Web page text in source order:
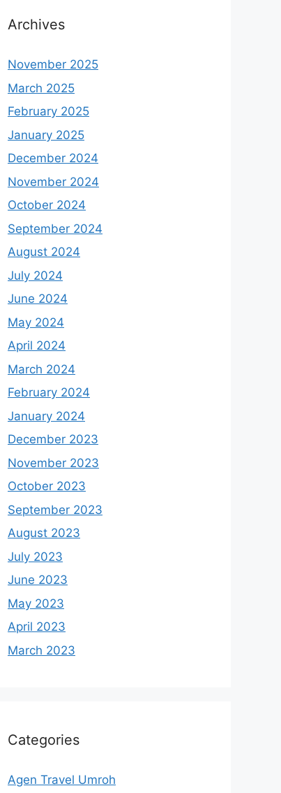
Archives
November 2025
March 2025
February 2025
January 2025
December 2024
November 2024
October 2024
September 2024
August 2024
July 2024
June 2024
May 2024
April 2024
March 2024
February 2024
January 2024
December 2023
November 2023
October 2023
September 2023
August 2023
July 2023
June 2023
May 2023
April 2023
March 2023
Categories
Agen Travel Umroh